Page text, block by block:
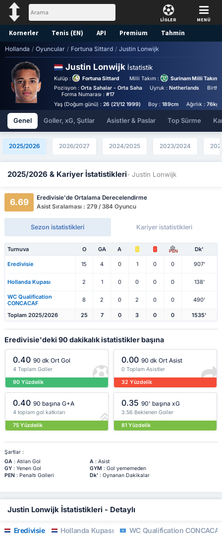
LİGLER MENÜ
Kornerler Tenis (EN) API Premium Tahmin
Hollanda / Oyuncular / Fortuna Sittard / Justin Lonwijk
Justin Lonwijk İstatistik
Kulüp : Fortuna Sittard Milli Takım :
Surinam Milli Takımı
Pozisyon : Orta Sahalar - Orta Saha Uyruk :Netherlands
Forma Numarası :#17
Yaş (Doğum günü) : 26 (21/12 1999) Boy :189cm Ağırlık : 76kg
Genel Goller, xG, Şutlar Asistler & Paslar Top Sürme
2025/2026 2026/2027 2024/2025 2023/2024
2025/2026 & Kariyer İstatistikleri- Justin Lonwijk
6.69
Eredivisie'de Ortalama Derecelendirme
Asist Sıralaması : 279 / 384 Oyuncu
Sezon istatistikleri Kariyer istatistikleri
Turnuva O GA A PEN Dk'
Eredivisie 15 4 0 1 0 0 907'
Hollanda Kupası 2 1 0 0 0 0 138'
WC Qualification
CONCACAF
8 2 0 2 0 0 490'
Toplam 2025/2026 25 7 0 3 0 0 1535'
Eredivisie'deki 90 dakikalık istatistikler başına
0.40 90 dk Ort Gol
4 Toplam Goller
90 Yüzdelik
0.00 90 dk Ort Asist
0 Toplam Asistler
32 Yüzdelik
0.40 90 başına G+A
4 toplam gol katkıları
75 Yüzdelik
0.35 90' başına xG
3.56 Beklenen Goller
81 Yüzdelik
Şartlar :
GA: Atılan Gol A: Asist
GY: Yenen Gol GYM : Gol yememeden
PEN: Penaltı Golleri Dk': Oynanan Dakikalar
Justin Lonwijk İstatistikleri - Detaylı
Eredivisie Hollanda Kupası WC Qualification